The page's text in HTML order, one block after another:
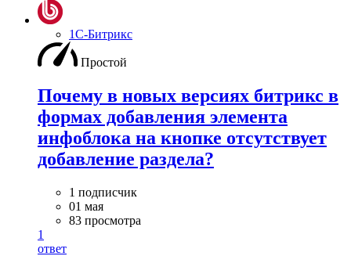
1С-Битрикс
Простой
Почему в новых версиях битрикс в
формах добавления элемента
инфоблока на кнопке отсутствует
добавление раздела?
1 подписчик
01 мая
83 просмотра
1
ответ